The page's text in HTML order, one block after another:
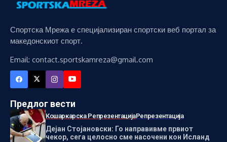
Спортска Мрежа е специјализиран спортски веб портал за
македонскиот спорт.
Email: contact.sportskamreza@gmail.com
Предлог вести
Кошаркарска РепрезентацијаРепрезентација
Дејан Стојановски: Го направивме првиот
чекор, сега целосно сме насочени кон Исланд